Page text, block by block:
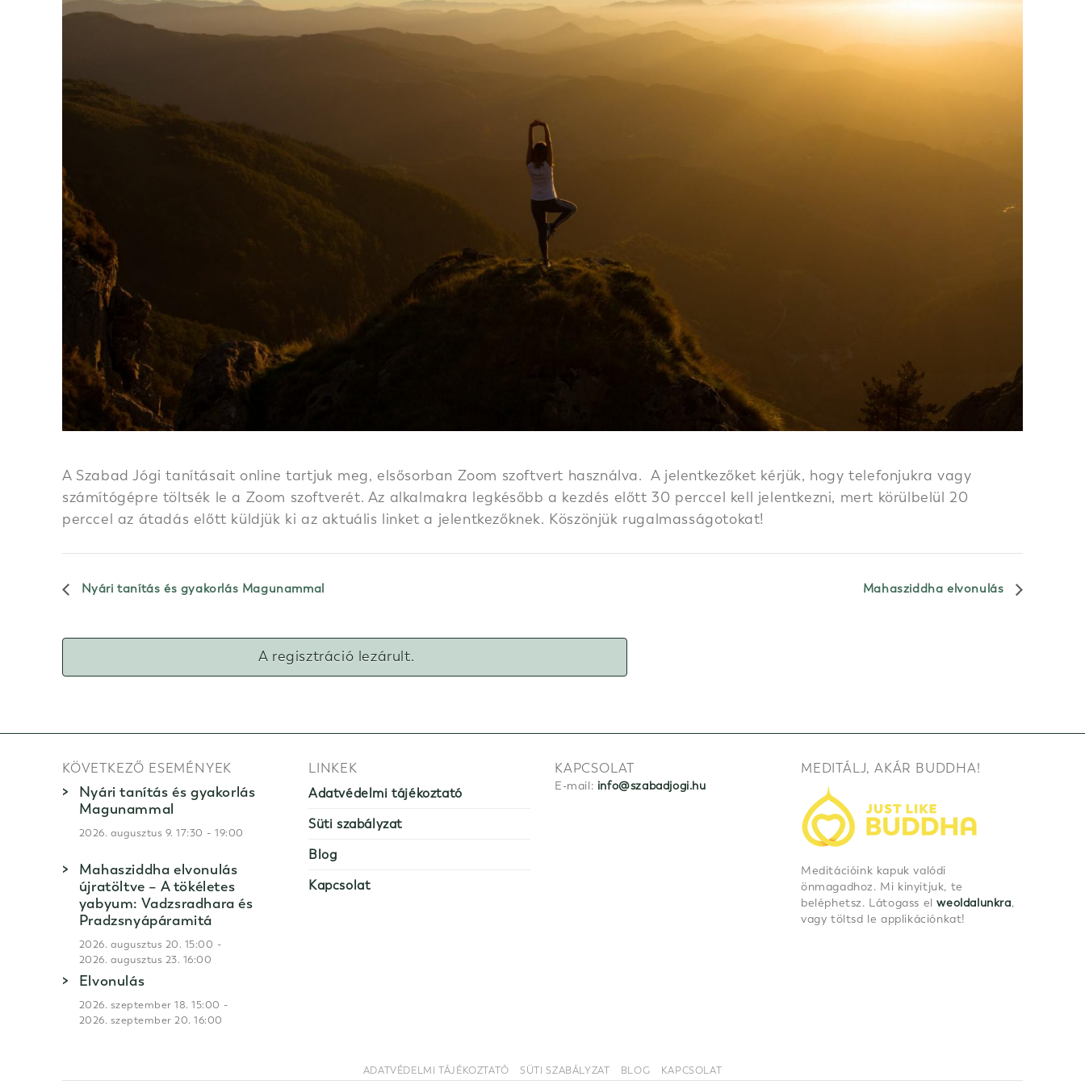
A Szabad Jógi tanításait online tartjuk meg, elsősorban Zoom szoftvert használva. A jelentkezőket kérjük, hogy telefonjukra vagy
számítógépre töltsék le a Zoom szoftverét. Az alkalmakra legkésőbb a kezdés előtt 30 perccel kell jelentkezni, mert körülbelül 20
perccel az átadás előtt küldjük ki az aktuális linket a jelentkezőknek. Köszönjük rugalmasságotokat!
Nyári tanítás és gyakorlás Magunammal Mahasziddha elvonulás
A regisztráció lezárult.
KÖVETKEZŐ ESEMÉNYEK
Nyári tanítás és gyakorlás
Magunammal
2026. augusztus 9. 17:30 -19:00
Mahasziddha elvonulás
újratöltve – A tökéletes
yabyum: Vadzsradhara és
Pradzsnyápáramitá
2026. augusztus 20. 15:00 -
2026. augusztus 23. 16:00
Elvonulás
2026. szeptember 18. 15:00 -
2026. szeptember 20. 16:00
LINKEK
Adatvédelmi tájékoztató
Süti szabályzat
Blog
Kapcsolat
KAPCSOLAT
E-mail: info@szabadjogi.hu
MEDITÁLJ, AKÁR BUDDHA!
Meditációink kapuk valódi
önmagadhoz. Mi kinyitjuk, te
beléphetsz. Látogass elweoldalunkra,
vagy töltsd le applikációnkat!
ADATVÉDELMI TÁJÉKOZTATÓ SÜTI SZABÁLYZAT BLOG KAPCSOLAT